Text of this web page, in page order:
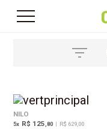
NILO
5x R$ 125 ,80 | R$ 629,00